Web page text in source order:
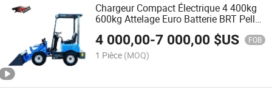
Chargeur Compact Électrique 4 400kg
600kg Attelage Euro Batterie BRT Pelle
Jardin Chargeurs de Fin Chargeurs à
Roues Électriques Diesel Godet
4 000,00-7 000,00 $US FOB
1 Pièce (MOQ)